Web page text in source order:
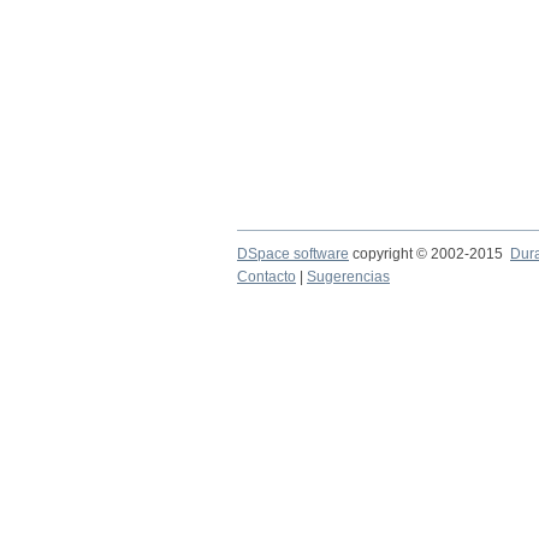
DSpace software copyright © 2002-2015
Contacto
Sugerencias